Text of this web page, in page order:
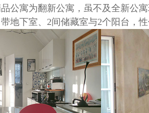
公寓为翻新公寓，虽不及全新公
地下室、2间储藏室与2个阳台，性